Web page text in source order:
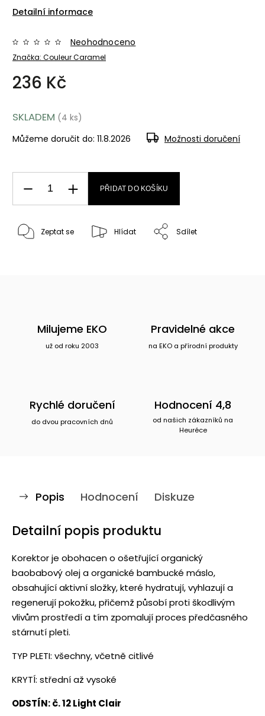
Detailní informace
Značka: Couleur Caramel
Neohodnoceno
236 Kč
SKLADEM (4 ks)
Můžeme doručit do: 11.8.2026 Možnosti doručení
PŘIDAT DO KOŠÍKU
Zeptat se Hlídat Sdílet
Milujeme EKO
už od roku 2003
Pravidelné akce
na EKO a přírodní produkty
Rychlé doručení
do dvou pracovních dnů
Hodnocení 4,8
od našich zákazníků na
Heuréce
Popis Hodnocení Diskuze
Detailní popis produktu
Korektor je obohacen o ošetřující organický
baobabový olej a organické bambucké máslo,
obsahující aktivní složky, které hydratují, vyhlazují a
regenerují pokožku, přičemž působí proti škodlivým
vlivům prostředí a tím zpomalují proces předčasného
stárnutí pleti.
TYP PLETI: všechny, včetně citlivé
KRYTÍ: střední až vysoké
ODSTÍN: č. 12 Light Clair